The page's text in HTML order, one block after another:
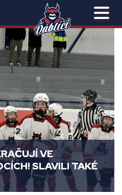
VE
SLAVILI TAKÉ